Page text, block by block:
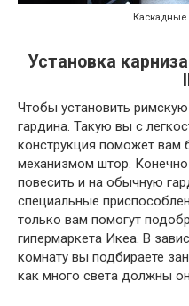
Установка
Чтобы установить
гардина. Такую вы с
конструкция поможет вам
механизмом штор.
повесить и на обычную
специальные
только вам помогут
гипермаркета Икеа. В
комнату вы подбираете
как много света должны